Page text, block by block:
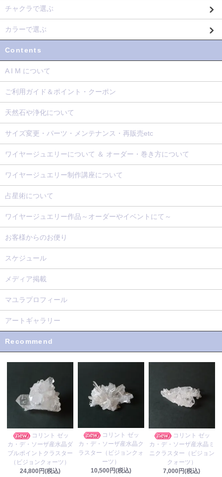
チャクラで選ぶ
カラーで選ぶ
Contents
A I M について
ご利用ガイド＆ポイント・クーポン
天然石や浄化について
サイズ変更・パーツ・メンテナンス・再販売etc
ワイヤージュエリーについて ＆ オーダー・巻き方について
ワイヤージュエリー制作講座について
占星術について
ワイヤージュエリー作品～オーダーやイベントにて～
お客様からのお便り
スケジュール
メディア掲載
マユラプロフィール
アートギャラリー
Recommend
コリント ゼッ
カ・デ・ソーザ産水晶ダ
ブルポイントクラスター
（ビジョンクォーツ）
24,800円(税込)
コリント ゼッ
カ・デ・ソーザ産水晶ク
ラスター（ビジョンクォ
ーツ）
10,500円(税込)
コリント ゼッ
カ・デ・ソーザ産水晶ミ
ニクラスター（ビジョン
クォーツ）
7,000円(税込)